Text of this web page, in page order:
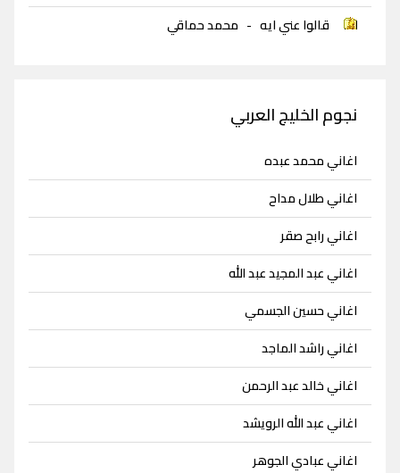
قالوا عني ايه - محمد حماقي
نجوم الخليج العربي
اغاني محمد عبده
اغاني طلال مداح
اغاني رابح صقر
اغاني عبد المجيد عبد الله
اغاني حسين الجسمي
اغاني راشد الماجد
اغاني خالد عبد الرحمن
اغاني عبد الله الرويشد
اغاني عبادي الجوهر